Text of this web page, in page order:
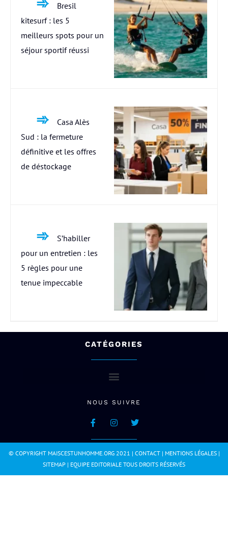
Bresil
kitesurf : les 5
meilleurs spots pour un
séjour sportif réussi
Casa Alès
Sud : la fermeture
définitive et les offres
de déstockage
S’habiller
pour un entretien : les
5 règles pour une
tenue impeccable
CATÉGORIES
NOUS SUIVRE
© COPYRIGHT MAISCESTUNHOMME.ORG 2021 | CONTACT| MENTIONS LÉGALES|
SITEMAP | EQUIPE EDITORIALE TOUS DROITS RÉSERVÉS